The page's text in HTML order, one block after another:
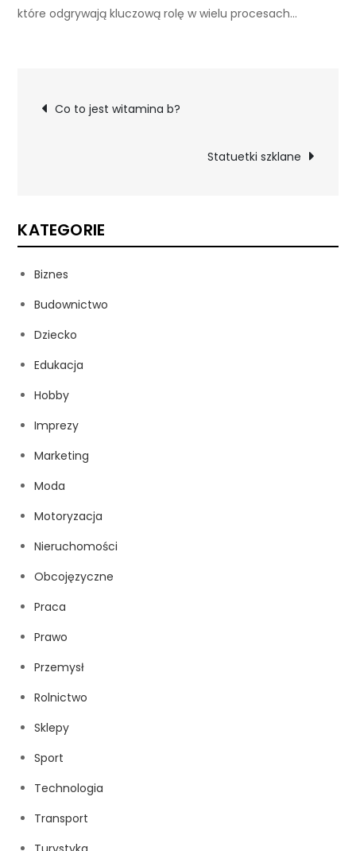
które odgrywają kluczową rolę w wielu procesach…
Nawigacja
Co to jest witamina b?
Statuetki szklane
KATEGORIE
Biznes
Budownictwo
Dziecko
Edukacja
Hobby
Imprezy
Marketing
Moda
Motoryzacja
Nieruchomości
Obcojęzyczne
Praca
Prawo
Przemysł
Rolnictwo
Sklepy
Sport
Technologia
Transport